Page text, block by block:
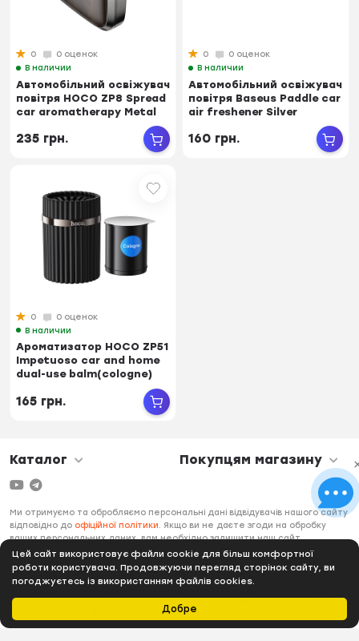
Добре
Цей сайт використовує файли cookie для більш комфортної
роботи користувача. Продовжуючи перегляд сторінок сайту, ви
погоджуєтесь із використанням файлів cookies.
Подобається
0
0 оценок
В наличии
Автомобільний освіжувач
повітря HOCO ZP8 Spread
car aromatherapy Metal
235 грн.
0
0 оценок
В наличии
Автомобільний освіжувач
повітря Baseus Paddle car
air freshener Silver
160 грн.
0
0 оценок
В наличии
Ароматизатор HOCO ZP51
Impetuoso car and home
dual-use balm(cologne)
165 грн.
Каталог Покупцям магазину
Ми отримуємо та обробляємо персональні дані відвідувачів нашого сайту
відповідно до офіційної політики
. Якщо ви не даєте згоди на обробку
ваших персональних даних, вам необхідно залишити наш сайт.